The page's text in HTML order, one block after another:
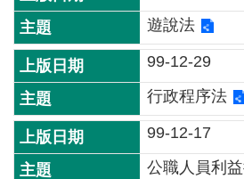
服
務
互
動
交
流
遊說法
99-12-29
行政程序法
99-12-17
公職人員利